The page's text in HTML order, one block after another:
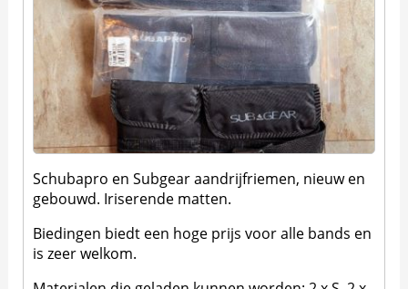
Schubapro en Subgear aandrijfriemen, nieuw en
gebouwd. Iriserende matten.
Biedingen biedt een hoge prijs voor alle bands en
is zeer welkom.